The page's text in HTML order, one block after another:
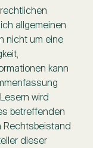
allgemeinen
nicht um eine
kann
wird
betreffenden
Rechtsbeistand
dieser